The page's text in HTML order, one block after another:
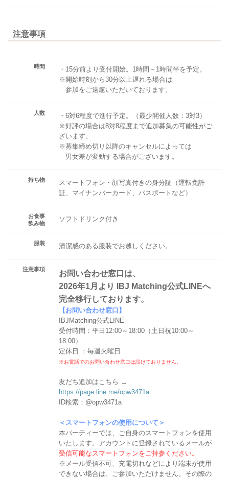
注意事項
時間
・15分前より受付開始。1時間～1時間半を予定。
※開始時刻から30分以上遅れる場合は
参加をご遠慮いただいております。
人数
・6対6程度で進行予定。（最少開催人数：3対3）
※好評の場合は8対8程度まで追加募集の可能性がご
ざいます。
※募集締め切り以降のキャンセルによっては
男女差が変動する場合がございます。
持ち物
スマートフォン・顔写真付きの身分証（運転免許
証、マイナンバーカード、パスポートなど）
お食事
飲み物
ソフトドリンク付き
服装 清潔感のある服装でお越しください。
注意事項
お問い合わせ窓口は、
2026年1月より IBJ Matching公式LINEへ
完全移行しております。
【お問い合わせ窓口】
IBJMatching公式LINE
受付時間：平日12:00～18:00（土日祝10:00～
18:00）
定休日 ：毎週火曜日
※お電話でのお問い合わせ窓口は設けておりません。
友だち追加はこちら →
https://page.line.me/opw3471a
ID検索：@opw3471a
＜スマートフォンの使用について＞
本パーティーでは、ご自身のスマートフォンを使用
いたします。アカウントに登録されているメールが
受信可能なスマートフォンをご持参ください。
※メール受信不可、充電切れなどにより端末が使用
できない場合は、ご参加いただけません。その際の